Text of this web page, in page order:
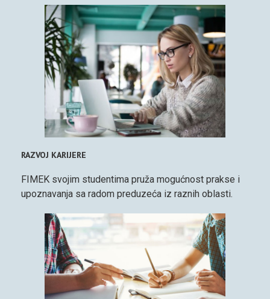
RAZVOJ KARIJERE
FIMEK svojim studentima pruža mogućnost prakse i
upoznavanja sa radom preduzeća iz raznih oblasti.